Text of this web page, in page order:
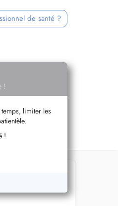
de santé ?
!
limiter les
!